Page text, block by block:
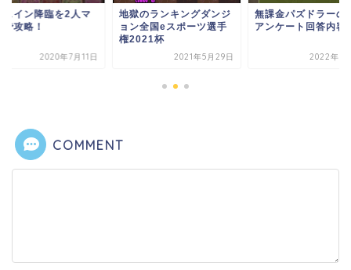
ェイン降臨を2人マ
で攻略！
2020年7月11日
地獄のランキングダンジ
ョン全国eスポーツ選手
権2021杯
2021年5月29日
無課金パズドラーの
アンケート回答内容
2022年7
COMMENT